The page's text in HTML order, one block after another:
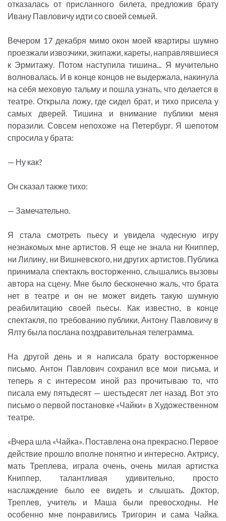
отказалась от присланного билета, предложив брату
Ивану Павловичу идти со своей семьей.
Вечером 17 декабря мимо окон моей квартиры шумно
проезжали извозчики, экипажи, кареты, направлявшиеся
к Эрмитажу. Потом наступила тишина... Я мучительно
волновалась. И в конце концов не выдержала, накинула
на себя меховую тальму и пошла узнать, что делается в
театре. Открыла ложу, где сидел брат, и тихо присела у
самых дверей. Тишина и внимание публики меня
поразили. Совсем непохоже на Петербург. Я шепотом
спросила у брата:
— Ну как?
Он сказал также тихо:
— Замечательно.
Я стала смотреть пьесу и увидела чудесную игру
незнакомых мне артистов. Я еще не знала ни Книппер,
ни Лилину, ни Вишневского, ни других артистов. Публика
принимала спектакль восторженно, слышались вызовы
автора на сцену. Мне было бесконечно жаль, что брата
нет в театре и он не может видеть такую шумную
реабилитацию своей пьесы. Как известно, в конце
спектакля, по требованию публики, Антону Павловичу в
Ялту была послана поздравительная телеграмма.
На другой день и я написала брату восторженное
письмо. Антон Павлович сохранил все мои письма, и
теперь я с интересом иной раз прочитываю то, что
писала ему пятьдесят — шестьдесят лет назад. Вот это
письмо о первой постановке «Чайки» в Художественном
театре.
«Вчера шла «Чайка». Поставлена она прекрасно. Первое
действие прошло вполне понятно и интересно. Актрису,
мать Треплева, играла очень, очень милая артистка
Книппер, талантливая удивительно, просто
наслаждение было ее видеть и слышать. Доктор,
Треплев, учитель и Маша были превосходны. Не
особенно мне понравились Тригорин и сама Чайка.